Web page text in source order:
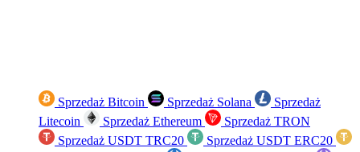
Sprzedaż Bitcoin Sprzedaż Solana
Sprzedaż
Litecoin
Sprzedaż Ethereum
Sprzedaż TRON
Sprzedaż USDT TRC20
Sprzedaż USDT ERC20